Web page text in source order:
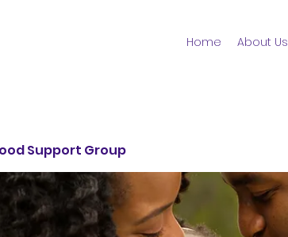
Home About Us
Support Group